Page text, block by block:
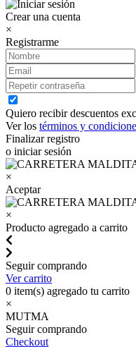
Crear una cuenta
×
Registrarme
Quiero recibir descuentos
Ver los términos y
Finalizar registro
o iniciar sesión
×
Aceptar
×
Producto agregado a carrito
Seguir comprando
Ver carrito
0 item(s) agregado tu carrito
×
MUTMA
Seguir comprando
Checkout